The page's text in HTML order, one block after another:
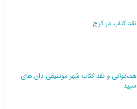
نقد کتاب در کرج
همخوانی و نقد کتاب شهر موسیقی دان های
سپید